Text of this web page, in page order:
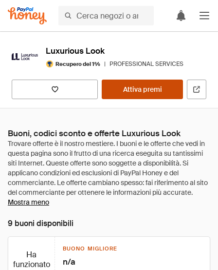
Luxurious Look
Recupero del 1% | PROFESSIONAL SERVICES
Attiva premi
Buoni, codici sconto e offerte Luxurious Look
Mostra meno
9 buoni disponibili
Ha
funzionato
BUONO MIGLIORE
n/a